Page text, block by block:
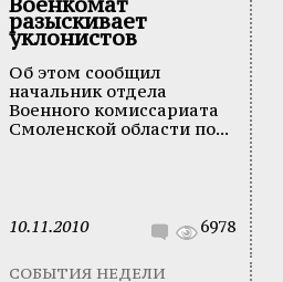
разыскивает
уклонистов
Об этом сообщил
начальник отдела
Военного комиссариата
Смоленской области по...
10.11.2010 6978
СОБЫТИЯ НЕДЕЛИ